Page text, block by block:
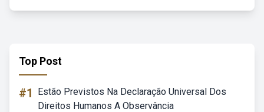
Top Post
#1
Estão Previstos Na Declaração Universal Dos
Direitos Humanos A Observância